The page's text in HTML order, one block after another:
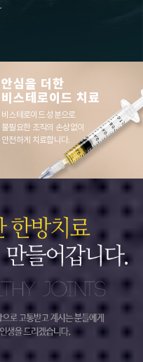
안심을 더한
비스테로이드 치료
비스테로이드 성분으로
불필요한 조직의 손상없이
안전하게 치료합니다.